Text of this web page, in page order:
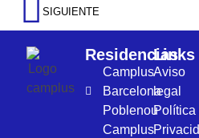
SIGUIENTE
Residencias
Camplus
Barcelona
Poblenou
Camplus
Links
Aviso
legal
Política